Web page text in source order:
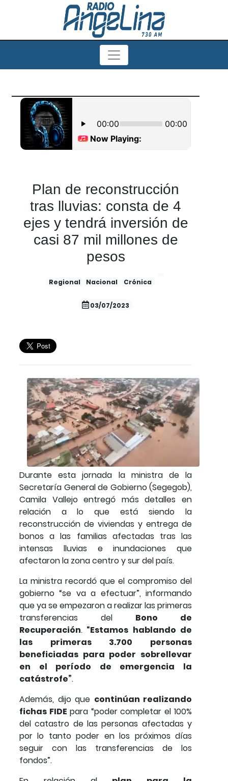
Plan de reconstrucción
tras lluvias: consta de 4
ejes y tendrá inversión de
casi 87 mil millones de
pesos
Regional Nacional Crónica
03/07/2023
Durante esta jornada la ministra de la
Secretaría General de Gobierno (Segegob),
Camila Vallejo entregó más detalles en
relación a lo que está siendo la
reconstrucción de viviendas y entrega de
bonos a las familias afectadas tras las
intensas lluvias e inundaciones que
afectaron la zona centro y sur del país.
La ministra recordó que el compromiso del
gobierno “se va a efectuar”, informando
que ya se empezaron a realizar las primeras
transferencias del Bono de
Recuperación. “Estamos hablando de
las primeras 3.700 personas
beneficiadas para poder sobrellevar
en el período de emergencia la
catástrofe”.
Además, dijo que continúan realizando
fichas FIDE para “poder completar el 100%
del catastro de las personas afectadas y
por lo tanto poder en los próximos días
seguir con las transferencias de los
fondos”.